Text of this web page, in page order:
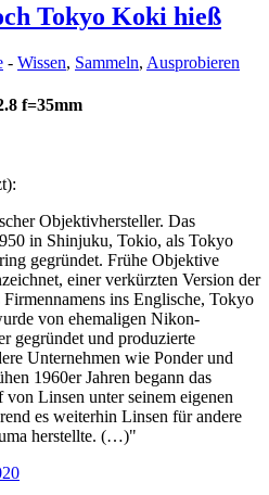
Tokyo Koki hieß
- Wissen, Sammeln, Ausprobieren
f=35mm
Objektivhersteller. Das
in Shinjuku, Tokio, als Tokyo
gegründet. Frühe Objektive
einer verkürzten Version der
ins Englische, Tokyo
von ehemaligen Nikon-
gegründet und produzierte
Unternehmen wie Ponder und
1960er Jahren begann das
Linsen unter seinem eigenen
es weiterhin Linsen für andere
herstellte. (…)"